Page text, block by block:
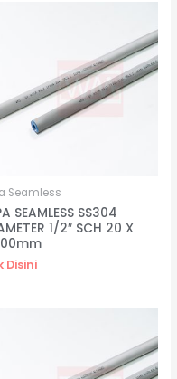
Seamless
SEAMLESS SS304
1/2″ SCH 20 X
Disini